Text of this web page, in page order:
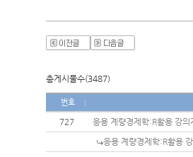
총게시물수(3487)
번호
727
응용 계량경제학:R활용 강의
응용 계량경제학:R활용